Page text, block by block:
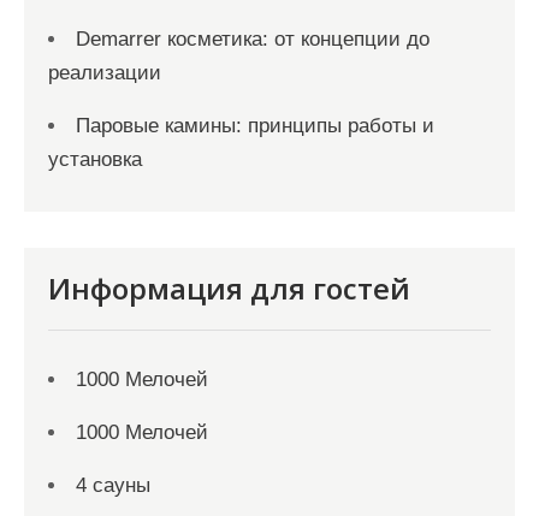
Demarrer косметика: от концепции до
реализации
Паровые камины: принципы работы и
установка
Информация для гостей
1000 Мелочей
1000 Мелочей
4 сауны